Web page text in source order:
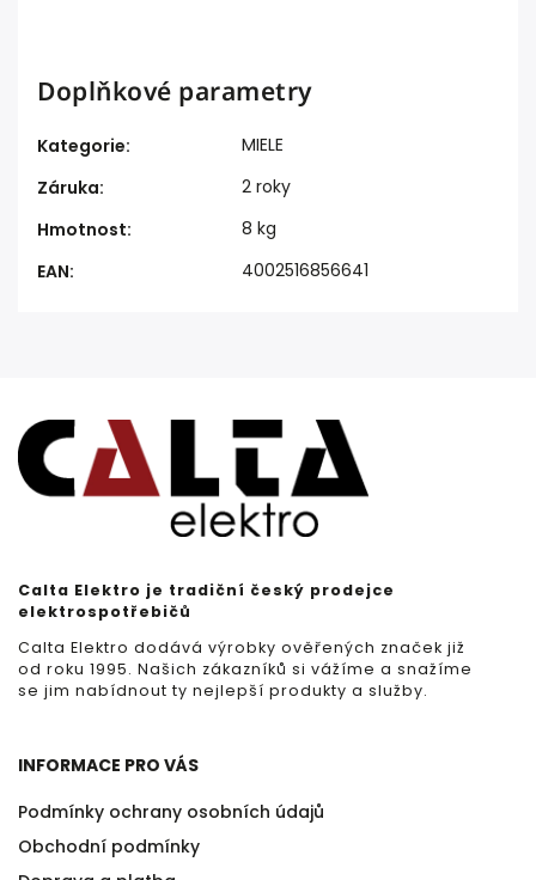
Doplňkové parametry
Kategorie:
MIELE
Záruka:
2 roky
Hmotnost:
8 kg
EAN: 4002516856641
Calta Elektro je tradiční český prodejce
elektrospotřebičů
Calta Elektro dodává výrobky ověřených značek již
od roku 1995. Našich zákazníků si vážíme a snažíme
se jim nabídnout ty nejlepší produkty a služby.
INFORMACE PRO VÁS
Podmínky ochrany osobních údajů
Obchodní podmínky